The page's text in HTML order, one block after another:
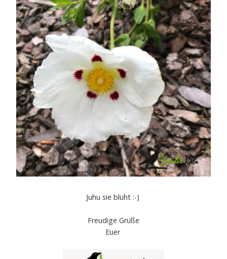
Juhu sie blüht :-)
Freudige Grüße
Euer